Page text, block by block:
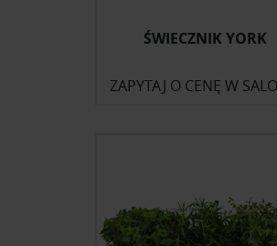
ŚWIECZNIK YORK
ZAPYTAJ O CENĘ W